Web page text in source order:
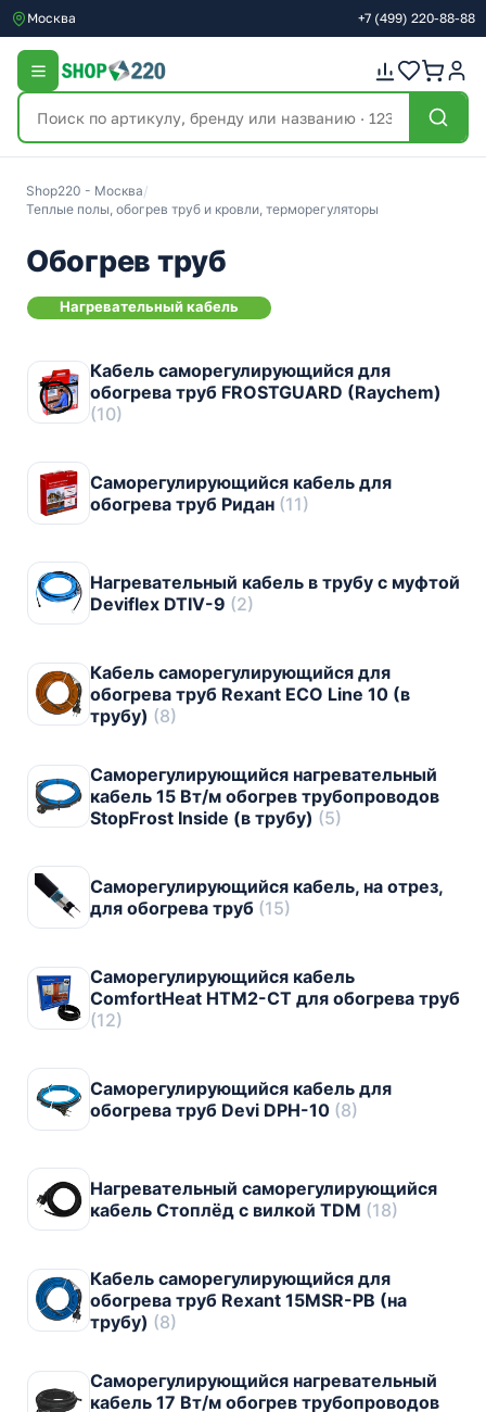
Москва +7 (499) 220-88-88
Shop220 - Москва/
Теплые полы, обогрев труб и кровли, терморегуляторы
Обогрев труб
Нагревательный кабель
Кабель саморегулирующийся для
обогрева труб FROSTGUARD (Raychem)
(10)
Саморегулирующийся кабель для
обогрева труб Ридан (11)
Нагревательный кабель в трубу с муфтой
Deviflex DTIV-9 (2)
Кабель саморегулирующийся для
обогрева труб Rexant ECO Line 10 (в
трубу) (8)
Саморегулирующийся нагревательный
кабель 15 Вт/м обогрев трубопроводов
StopFrost Inside (в трубу) (5)
Саморегулирующийся кабель, на отрез,
для обогрева труб (15)
Саморегулирующийся кабель
ComfortHeat HTM2-CT для обогрева труб
(12)
Саморегулирующийся кабель для
обогрева труб Devi DPH-10 (8)
Нагревательный саморегулирующийся
кабель Стоплёд с вилкой TDM (18)
Кабель саморегулирующийся для
обогрева труб Rexant 15MSR-PB (на
трубу) (8)
Саморегулирующийся нагревательный
кабель 17 Вт/м обогрев трубопроводов